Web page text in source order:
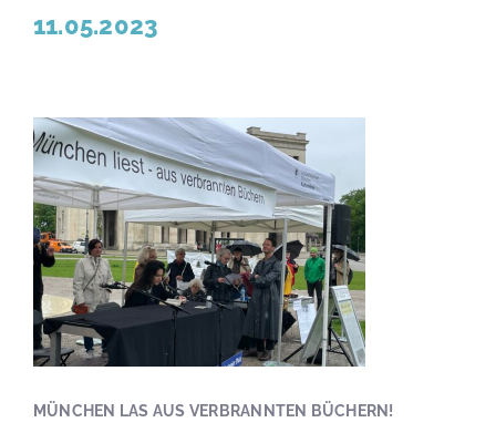
11.05.2023
MÜNCHEN LAS AUS VERBRANNTEN BÜCHERN!